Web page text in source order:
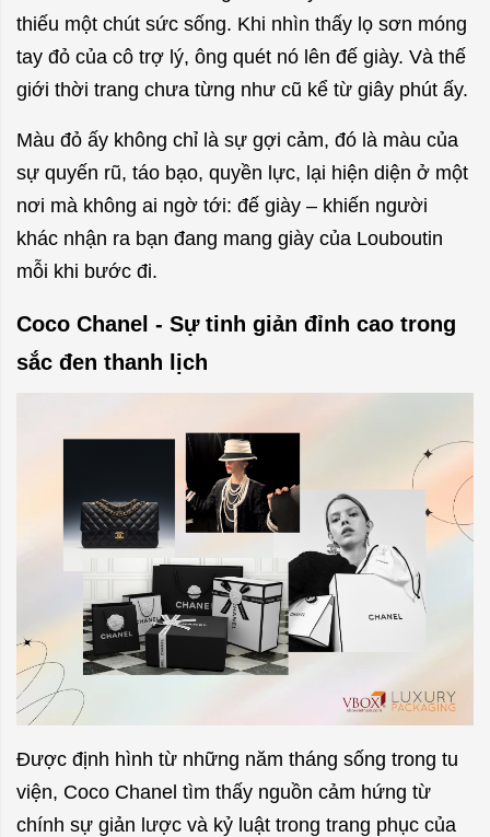
thiếu một chút sức sống. Khi nhìn thấy lọ sơn móng
tay đỏ của cô trợ lý, ông quét nó lên đế giày. Và thế
giới thời trang chưa từng như cũ kể từ giây phút ấy.
Màu đỏ ấy không chỉ là sự gợi cảm, đó là màu của
sự quyến rũ, táo bạo, quyền lực, lại hiện diện ở một
nơi mà không ai ngờ tới: đế giày – khiến người
khác nhận ra bạn đang mang giày của Louboutin
mỗi khi bước đi.
Coco Chanel - Sự tinh giản đỉnh cao trong
sắc đen thanh lịch
Được định hình từ những năm tháng sống trong tu
viện, Coco Chanel tìm thấy nguồn cảm hứng từ
chính sự giản lược và kỷ luật trong trang phục của